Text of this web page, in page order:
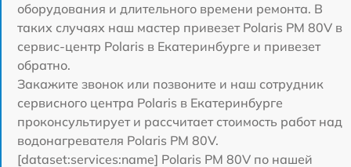
оборудования и длительного времени ремонта. В
таких случаях наш мастер привезет Polaris PM 80V в
сервис-центр Polaris в Екатеринбурге и привезет
обратно.
Закажите звонок или позвоните и наш сотрудник
сервисного центра Polaris в Екатеринбурге
проконсультирует и рассчитает стоимость работ над
водонагревателя Polaris PM 80V.
[dataset:services:name] Polaris PM 80V по нашей